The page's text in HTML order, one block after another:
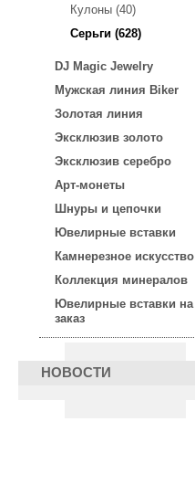
Кулоны (40)
Серьги (628)
DJ Magic Jewelry
Мужская линия Biker
Золотая линия
Эксклюзив золото
Эксклюзив серебро
Арт-монеты
Шнуры и цепочки
Ювелирные вставки
Камнерезное искусство
Коллекция минералов
Ювелирные вставки на
заказ
НОВОСТИ